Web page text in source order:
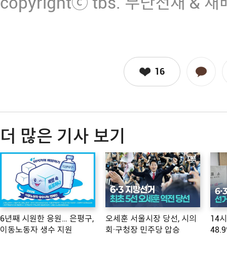
16
더 많은 기사 보기
6년째 시원한 응원… 은평구,
이동노동자 생수 지원
오세훈 서울시장 당선, 시의
회·구청장 민주당 압승
14